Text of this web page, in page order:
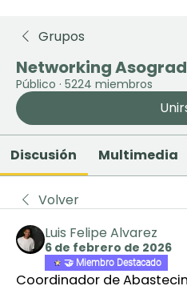
Grupos
Networking
Público · 5224 miembros
Discusión Multimedia
Volver
Luis Felipe Alvarez
6 de febrero de 2026
🤝 Miembro Destacado
Coordinador de